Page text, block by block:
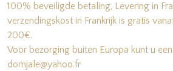
100% beveiligde betaling, Levering in
verzendingskost in Frankrijk is gratis
200€.
Voor bezorging buiten Europa kunt u
domjale@yahoo.fr